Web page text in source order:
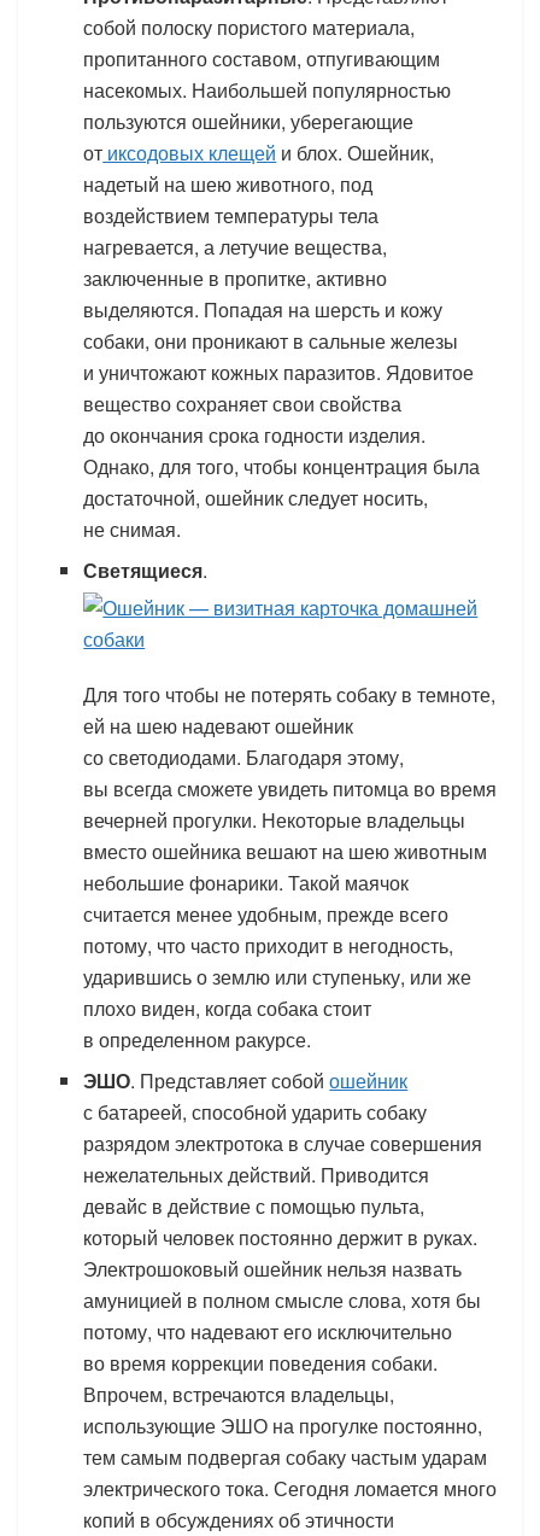
собой полоску пористого материала,
пропитанного составом, отпугивающим
насекомых. Наибольшей популярностью
пользуются ошейники, уберегающие
от иксодовых клещей и блох. Ошейник,
надетый на шею животного, под
воздействием температуры тела
нагревается, а летучие вещества,
заключенные в пропитке, активно
выделяются. Попадая на шерсть и кожу
собаки, они проникают в сальные железы
и уничтожают кожных паразитов. Ядовитое
вещество сохраняет свои свойства
до окончания срока годности изделия.
Однако, для того, чтобы концентрация была
достаточной, ошейник следует носить,
не снимая.
Светящиеся.
Для того чтобы не потерять собаку в темноте,
ей на шею надевают ошейник
со светодиодами. Благодаря этому,
вы всегда сможете увидеть питомца во время
вечерней прогулки. Некоторые владельцы
вместо ошейника вешают на шею животным
небольшие фонарики. Такой маячок
считается менее удобным, прежде всего
потому, что часто приходит в негодность,
ударившись о землю или ступеньку, или же
плохо виден, когда собака стоит
в определенном ракурсе.
ЭШО. Представляет собойошейник
с батареей, способной ударить собаку
разрядом электротока в случае совершения
нежелательных действий. Приводится
девайс в действие с помощью пульта,
который человек постоянно держит в руках.
Электрошоковый ошейник нельзя назвать
амуницией в полном смысле слова, хотя бы
потому, что надевают его исключительно
во время коррекции поведения собаки.
Впрочем, встречаются владельцы,
использующие ЭШО на прогулке постоянно,
тем самым подвергая собаку частым ударам
электрического тока. Сегодня ломается много
копий в обсуждениях об этичности